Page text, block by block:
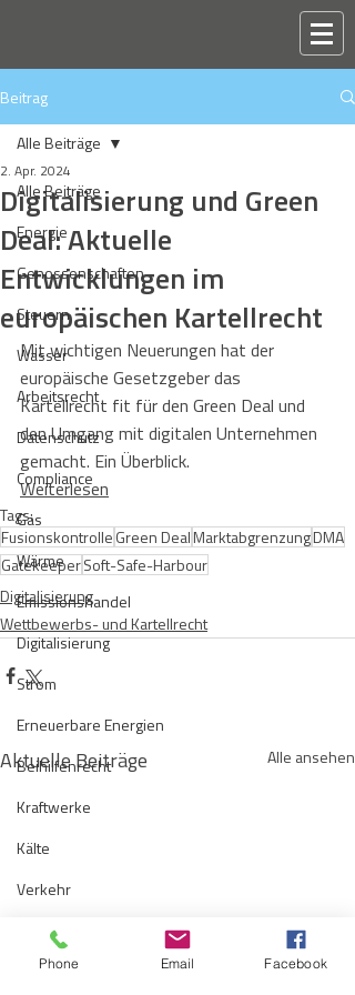
Beitrag
Alle Beiträge
Energie
Genossenschaften
Steuern
Wasser
Arbeitsrecht
Datenschutz
Compliance
Gas
Wärme
Emissionshandel
Digitalisierung
Strom
Erneuerbare Energien
Beihilfenrecht
Kraftwerke
Kälte
Verkehr
Entsorgung/Abfall
Umweltrecht
Alle Beiträge
Digitalisierung und Green
Deal: Aktuelle
Entwicklungen im
europäischen Kartellrecht
2. Apr. 2024
Mit wichtigen Neuerungen hat der
europäische Gesetzgeber das
Kartellrecht fit für den Green Deal und
den Umgang mit digitalen Unternehmen
gemacht. Ein Überblick.
Weiterlesen
Tags:
FusionskontrolleGreen DealMarktabgrenzungDMA
GatekeeperSoft-Safe-Harbour
Digitalisierung
Wettbewerbs- und Kartellrecht
Aktuelle Beiträge Alle ansehen
Phone Email Facebook